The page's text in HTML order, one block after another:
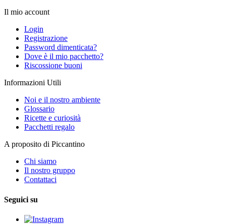
Il mio account
Login
Registrazione
Password dimenticata?
Dove è il mio pacchetto?
Riscossione buoni
Informazioni Utili
Noi e il nostro ambiente
Glossario
Ricette e curiosità
Pacchetti regalo
A proposito di Piccantino
Chi siamo
Il nostro gruppo
Contattaci
Seguici su